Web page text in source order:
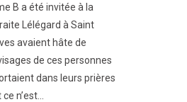
B a été invitée à la
Lélégard à Saint
avaient hâte de
de ces personnes
dans leurs prières
n’est...